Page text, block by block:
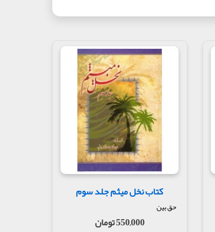
کتاب نخل میثم جلد سوم
حق بین
550,000 تومان